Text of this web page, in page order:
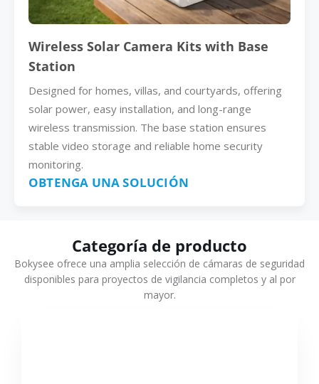
Wireless Solar Camera Kits with Base
Station
Designed for homes, villas, and courtyards, offering
solar power, easy installation, and long-range
wireless transmission. The base station ensures
stable video storage and reliable home security
monitoring.
OBTENGA UNA SOLUCIÓN
Categoría de producto
Bokysee ofrece una amplia selección de cámaras de seguridad
disponibles para proyectos de vigilancia completos y al por
mayor.